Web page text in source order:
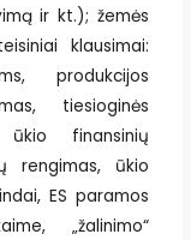
ir kt.); žemės
klausimai:
produkcijos
tiesioginės
ūkio finansinių
rengimas, ūkio
ES paramos
„žalinimo“